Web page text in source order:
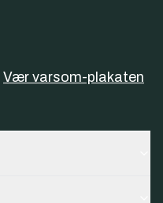
Vær varsom-plakaten